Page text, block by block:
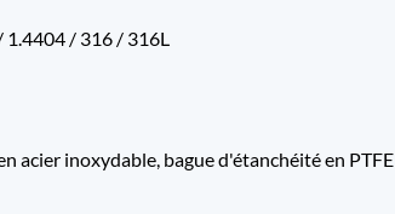
1.4404 / 316 / 316L
acier inoxydable, bague d'étanchéité en PTFE